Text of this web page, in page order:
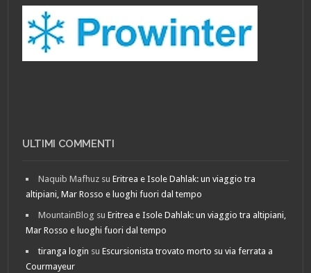
ULTIMI COMMENTI
Naquib Mafhuz suEritrea e Isole Dahlak: un viaggio tra
altipiani, Mar Rosso e luoghi fuori dal tempo
MountainBlog suEritrea e Isole Dahlak: un viaggio tra altipiani,
Mar Rosso e luoghi fuori dal tempo
tiranga login suEscursionista trovato morto su via ferrata a
Courmayeur